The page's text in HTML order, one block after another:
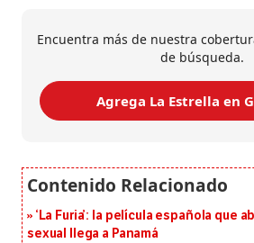
Encuentra más de nuestra
de búsqueda.
Agrega La Estrella en
‘La Furia’: la película española que
sexual llega a Panamá